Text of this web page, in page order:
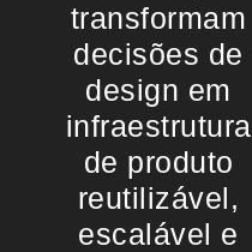
transformam
decisões de
design em
infraestrutura
de produto
reutilizável,
escalável e